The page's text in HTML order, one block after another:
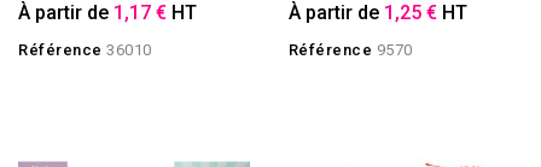
À partir de 1,17 € HT
Référence 36010
À partir de 1,25 € HT
Référence 9570